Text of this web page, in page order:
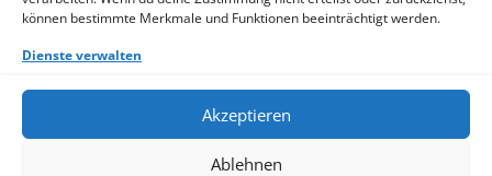
können bestimmte Merkmale und Funktionen beeinträchtigt werden.
Dienste verwalten
Akzeptieren
Ablehnen
Invalidenstraße 91
D-10115 Berlin
Login
Impressum